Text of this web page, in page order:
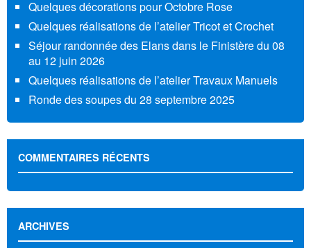
Quelques décorations pour Octobre Rose
Quelques réalisations de l’atelier Tricot et Crochet
Séjour randonnée des Elans dans le Finistère du 08
au 12 juin 2026
Quelques réalisations de l’atelier Travaux Manuels
Ronde des soupes du 28 septembre 2025
COMMENTAIRES RÉCENTS
ARCHIVES